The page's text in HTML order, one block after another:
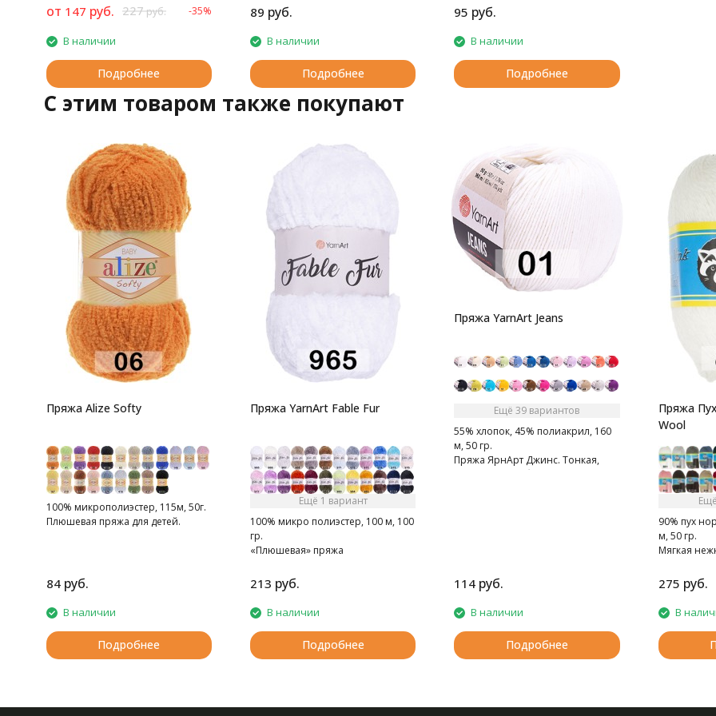
от 147 руб. 227руб. -35%
В наличии
Подробнее
89 руб.
В наличии
Подробнее
95 руб.
В наличии
Подробнее
C этим товаром также покупают
Пряжа Alize Softy
100% микрополиэстер, 115м, 50г.
Плюшевая пряжа для детей.
84 руб.
В наличии
Подробнее
Пряжа YarnArt Fable Fur
Ещё 1 вариант
100% микро полиэстер, 100 м, 100
гр.
«Плюшевая» пряжа
213 руб.
В наличии
Подробнее
Пряжа YarnArt Jeans
Ещё 39 вариантов
55% хлопок, 45% полиакрил, 160
м, 50 гр.
Пряжа ЯрнАрт Джинс. Тонкая,
мягкая, слегка бархатистая нитка.
114 руб.
В наличии
Подробнее
Пряжа
Wool
90% пух
м, 50 гр.
Мягкая
275 руб.
В